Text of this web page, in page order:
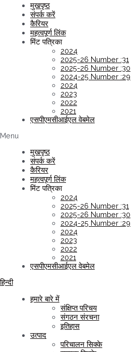
मुखपृष्ठ
संपर्क करें
कैरियर
महत्वपूर्ण लिंक
मिंट पत्रिका
2024
2025-26 Number :31
2025-26 Number :30
2024-25 Number :29
2024
2023
2022
2021
एसपीएमसीआईएल वेबमेल
Menu
मुखपृष्ठ
संपर्क करें
कैरियर
महत्वपूर्ण लिंक
मिंट पत्रिका
2024
2025-26 Number :31
2025-26 Number :30
2024-25 Number :29
2024
2023
2022
2021
एसपीएमसीआईएल वेबमेल
हिन्दी
हमारे बारे में
संक्षिप्त परिचय
संगठन संरचना
इतिहास
उत्पाद
परिचालन सिक्के